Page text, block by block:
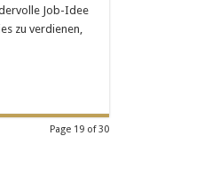
Job-Idee
zu verdienen,
Page 19 of 30